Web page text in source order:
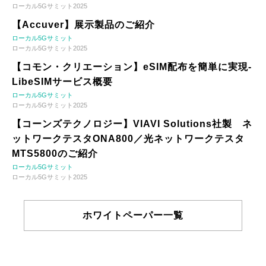
ローカル5Gサミット2025
【Accuver】展示製品のご紹介
ローカル5Gサミット
ローカル5Gサミット2025
【コモン・クリエーション】eSIM配布を簡単に実現-
LibeSIMサービス概要
ローカル5Gサミット
ローカル5Gサミット2025
【コーンズテクノロジー】VIAVI Solutions社製 ネ
ットワークテスタONA800／光ネットワークテスタ
MTS5800のご紹介
ローカル5Gサミット
ローカル5Gサミット2025
ホワイトペーパー一覧